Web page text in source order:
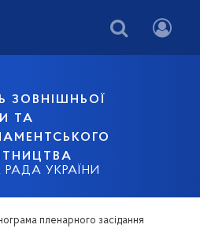
ЗОВНІШНЬОЇ
ТА
РАДА УКРАЇНИ
пленарного засідання